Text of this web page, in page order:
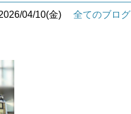
04/10(金) 全てのブログ